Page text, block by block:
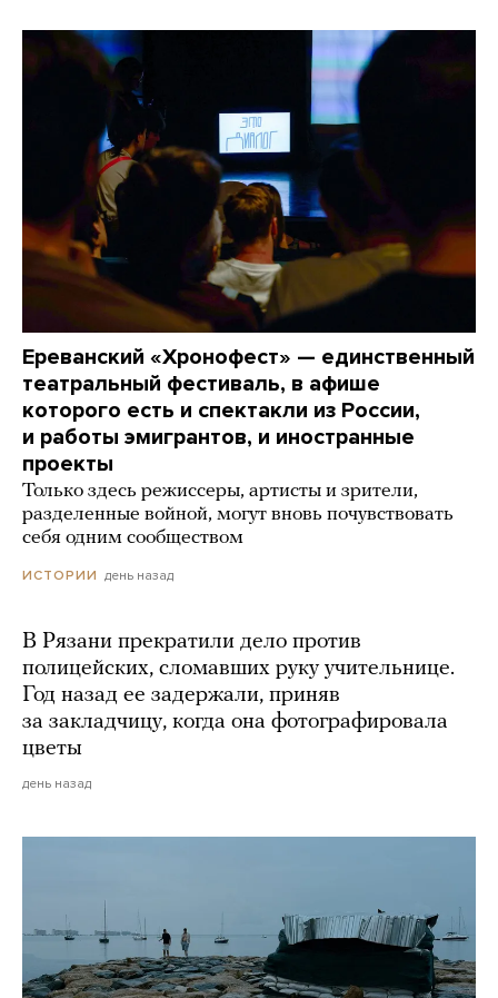
Ереванский «Хронофест» — единственный
театральный фестиваль, в афише
которого есть и спектакли из России,
и работы эмигрантов, и иностранные
проекты
Только здесь режиссеры, артисты и зрители,
разделенные войной, могут вновь почувствовать
себя одним сообществом
ИСТОРИИ день назад
В Рязани прекратили дело против
полицейских, сломавших руку учительнице.
Год назад ее задержали, приняв
за закладчицу, когда она фотографировала
цветы
день назад